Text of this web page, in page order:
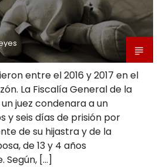
entre el 2016 y 2017 en el
La Fiscalía General de la
juez condenara a un
y seis días de prisión por
de su hijastra y de la
de 13 y 4 años
Según, […]